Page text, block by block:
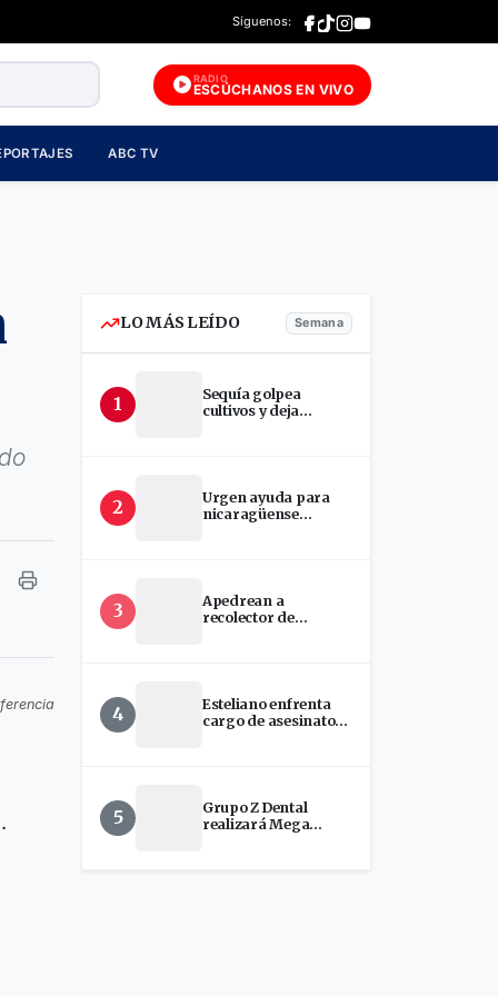
Síguenos:
RADIO
ESCÚCHANOS EN VIVO
ABC TV
LO MÁS LEÍDO Semana
1
Sequía golpea
cultivos y deja
2
Urgen ayuda para
nicaragüense
3
Apedrean a
recolector de
4
Esteliano enfrenta
cargo de asesinato
5
Grupo Z Dental
realizará Mega